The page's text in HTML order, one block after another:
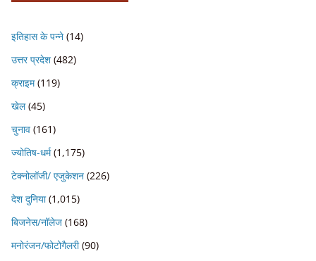
इतिहास के पन्ने (14)
उत्तर प्रदेश (482)
क्राइम(119)
खेल(45)
चुनाव (161)
ज्योतिष-धर्म(1,175)
टेक्नोलॉजी/ एजुकेशन (226)
देश दुनिया(1,015)
बिजनेस/नॉलेज (168)
मनोरंजन/फोटोगैलरी(90)